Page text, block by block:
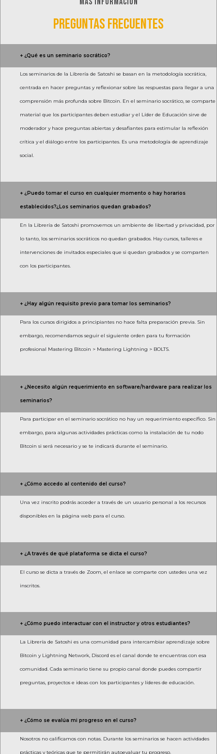
PREGUNTAS FRECUENTES
+ ¿Qué es un seminario socrático?
Los seminarios de la Librería de Satoshi se basan en la metodología socrática,
centrada en hacer preguntas y reflexionar sobre las respuestas para llegar a una
comprensión más profunda sobre Bitcoin. En el seminario socrático, se comparte
material que los participantes deben estudiar y el Líder de Educación sirve de
moderador y hace preguntas abiertas y desafiantes para estimular la reflexión
crítica y el diálogo entre los participantes. Es una metodología de aprendizaje
social.
+ ¿Puedo tomar el curso en cualquier momento o hay horarios
establecidos?¿Los seminarios quedan grabados?
En la Librería de Satoshi promovemos un ambiente de libertad y privacidad, por
lo tanto, los seminarios socráticos no quedan grabados. Hay cursos, talleres e
intervenciones de invitados especiales que si quedan grabados y se comparten
con los participantes.
+ ¿Hay algún requisito previo para tomar los seminarios?
Para los cursos dirigidos a principiantes no hace falta preparación previa. Sin
embargo, recomendamos seguir el siguiente orden para tu formación
profesional Mastering Bitcoin > Mastering Lightning > BOLTS.
+ ¿Necesito algún requerimiento en software/hardware para realizar los
seminarios?
Para participar en el seminario socrático no hay un requerimiento específico. Sin
embargo, para algunas actividades prácticas como la instalación de tu nodo
Bitcoin si será necesario y se te indicará durante el seminario.
+ ¿Cómo accedo al contenido del curso?
Una vez inscrito podrás acceder a través de un usuario personal a los recursos
disponibles en la página web para el curso.
+ ¿A través de qué plataforma se dicta el curso?
El curso se dicta a través de Zoom, el enlace se comparte con ustedes una vez
inscritos.
+ ¿Cómo puedo interactuar con el instructor y otros estudiantes?
La Librería de Satoshi es una comunidad para intercambiar aprendizaje sobre
Bitcoin y Lightning Network, Discord es el canal donde te encuentras con esa
comunidad. Cada seminario tiene su propio canal donde puedes compartir
preguntas, proyectos e ideas con los participantes y líderes de educación.
+ ¿Cómo se evalúa mi progreso en el curso?
Nosotros no calificamos con notas. Durante los seminarios se hacen actividades
prácticas y teóricas que te permitirán autoevaluar tu progreso.